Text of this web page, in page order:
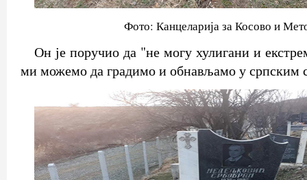
Фото: Канцеларија за Косово и
Он је поручио да "не могу хулигани и
ми можемо да градимо и обнављамо у српским